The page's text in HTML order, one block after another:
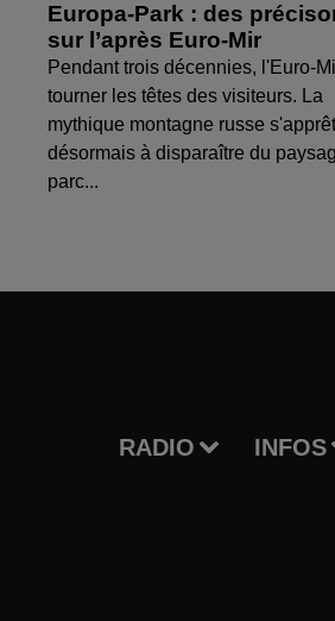
Europa-Park : des
sur l’après Euro-Mir
Pendant trois décennies, l'Euro-
tourner les têtes des visiteurs. La
mythique montagne russe
désormais à disparaître du
parc...
RADIO INFOS